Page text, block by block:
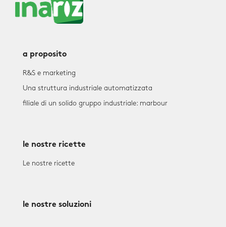
a proposito
R&S e marketing
Una struttura industriale automatizzata
filiale di un solido gruppo industriale: marbour
le nostre ricette
Le nostre ricette
le nostre soluzioni